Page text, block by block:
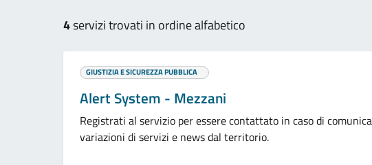
4servizi trovati in ordine alfabetico
GIUSTIZIA E SICUREZZA PUBBLICA
Alert System - Mezzani
Registrati al servizio per essere contattato in caso di
variazioni di servizi e news dal territorio.